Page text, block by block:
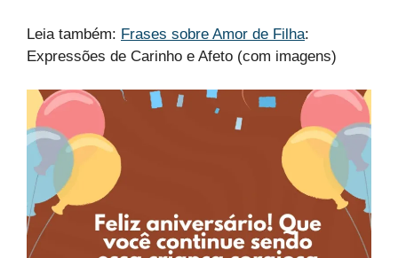
Leia também: Frases sobre Amor de Filha:
Expressões de Carinho e Afeto (com imagens)